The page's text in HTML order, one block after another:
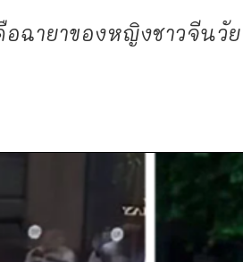
ายาของหญิงชาวจีนวั